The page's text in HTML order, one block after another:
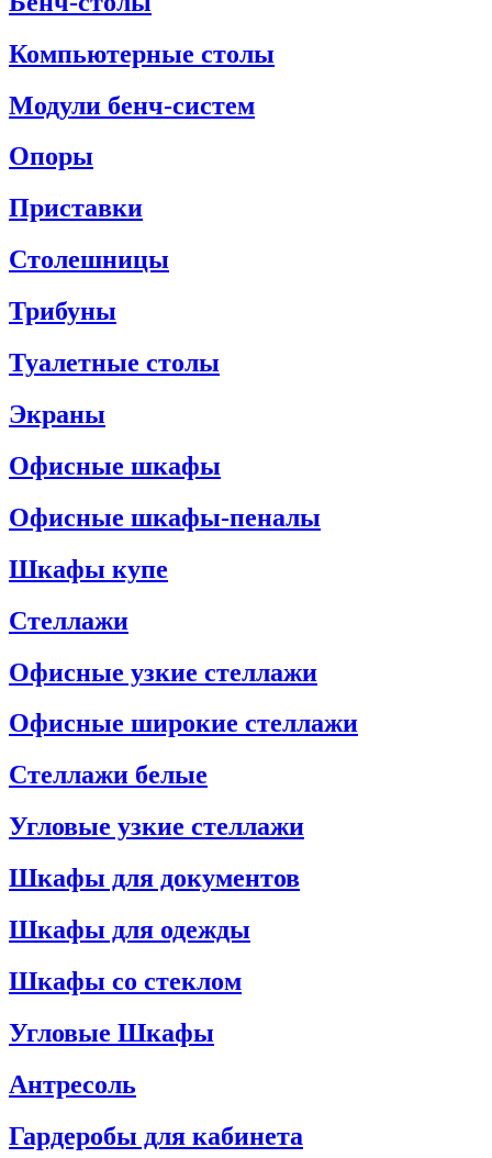
Компьютерные столы
Модули бенч-систем
Опоры
Приставки
Столешницы
Трибуны
Туалетные столы
Экраны
Офисные шкафы
Офисные шкафы-пеналы
Шкафы купе
Стеллажи
Офисные узкие стеллажи
Офисные широкие стеллажи
Стеллажи белые
Угловые узкие стеллажи
Шкафы для документов
Шкафы для одежды
Шкафы со стеклом
Угловые Шкафы
Антресоль
Гардеробы для кабинета